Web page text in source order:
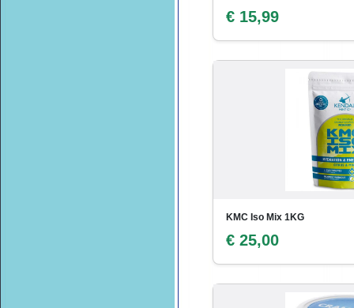
€ 15,99
KMC Iso Mix 1KG
€ 25,00